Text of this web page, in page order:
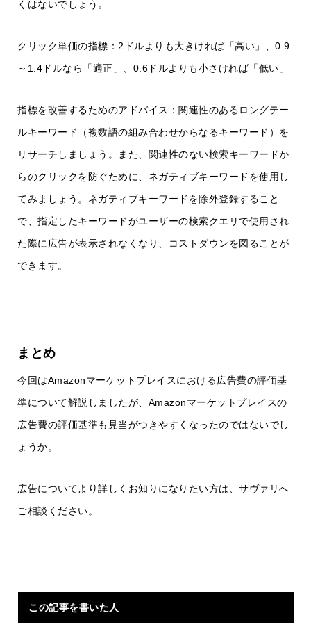
くはないでしょう。
クリック単価の指標：2ドルよりも大きければ「高い」、0.9
～1.4ドルなら「適正」、0.6ドルよりも小さければ「低い」
指標を改善するためのアドバイス：関連性のあるロングテー
ルキーワード（複数語の組み合わせからなるキーワード）を
リサーチしましょう。また、関連性のない検索キーワードか
らのクリックを防ぐために、ネガティブキーワードを使用し
てみましょう。ネガティブキーワードを除外登録すること
で、指定したキーワードがユーザーの検索クエリで使用され
た際に広告が表示されなくなり、コストダウンを図ることが
できます。
まとめ
今回はAmazonマーケットプレイスにおける広告費の評価基
準について解説しましたが、Amazonマーケットプレイスの
広告費の評価基準も見当がつきやすくなったのではないでし
ょうか。
広告についてより詳しくお知りになりたい方は、サヴァリへ
ご相談ください。
この記事を書いた人